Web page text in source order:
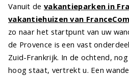
Vanuit de vakantieparken in
vakantiehuizen van
zo naar het startpunt van uw
de Provence is een vast
Zuid-Frankrijk. In de ochtend,
hoog staat, vertrekt u. Een